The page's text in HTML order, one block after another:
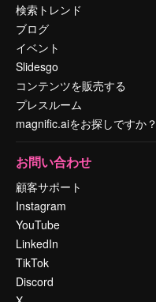
検索トレンド
ブログ
イベント
Slidesgo
コンテンツを販売する
プレスルーム
magnific.aiをお探しですか？
お問い合わせ
顧客サポート
Instagram
YouTube
LinkedIn
TikTok
Discord